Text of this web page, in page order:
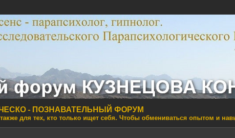
- ПОЗНАВАТЕЛЬНЫЙ ФОРУМ
для тех, кто только ищет себя. Чтобы обмениваться опытом и